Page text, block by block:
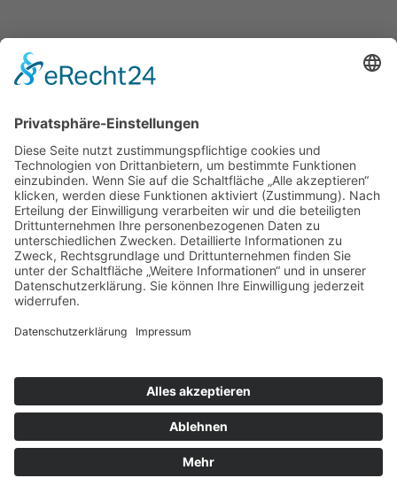
Stiftung
Fördermittel für die Jugend- und Altenhilfe sowie für
in Mönchengladbach, Düsseldorf und Krefeld zur
Verfügung. […]
Datenschutz
Cookie-Einstellungen
Copyright © 2017-2026 Schaffrath Stiftung für